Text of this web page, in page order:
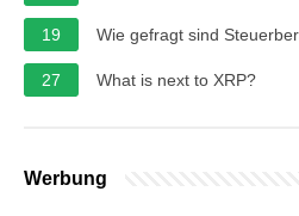
19 Wie gefragt sind
27 What is next to XRP?
Werbung